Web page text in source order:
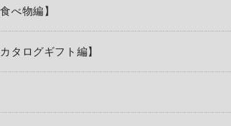
べ物編】
タログギフト編】